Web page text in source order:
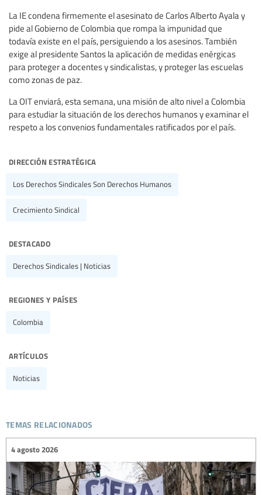
La IE condena firmemente el asesinato de Carlos Alberto Ayala y
pide al Gobierno de Colombia que rompa la impunidad que
todavía existe en el país, persiguiendo a los asesinos. También
exige al presidente Santos la aplicación de medidas enérgicas
para proteger a docentes y sindicalistas, y proteger las escuelas
como zonas de paz.
La OIT enviará, esta semana, una misión de alto nivel a Colombia
para estudiar la situación de los derechos humanos y examinar el
respeto a los convenios fundamentales ratificados por el país.
dirección estratégica
Los Derechos Sindicales Son Derechos Humanos
Crecimiento Sindical
destacado
Derechos Sindicales | Noticias
regiones y países
Colombia
artículos
Noticias
temas relacionados
4 agosto 2026